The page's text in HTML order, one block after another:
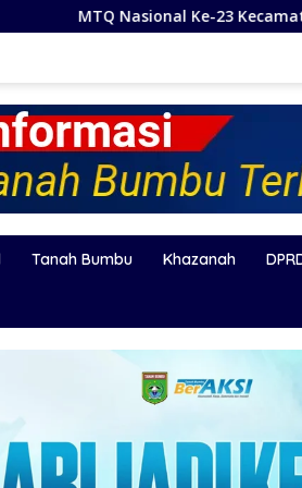
Kecamatan Simpang Empat: Ikhtiar
Tanah Bumbu Khazanah